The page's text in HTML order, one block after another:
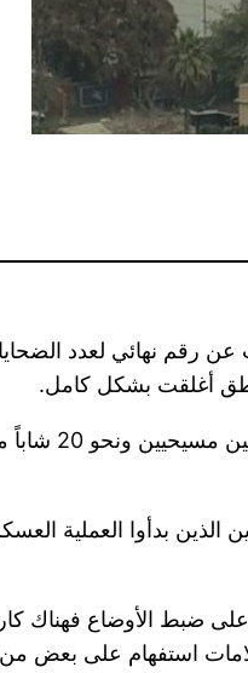
رقم نهائي لعدد الضحايا
أغلقت بشكل كامل.
وأوضح عبد الرحمن أنه حتى اليوم
بدأوا العملية
الأوضاع فهناك
استفهام على بعض